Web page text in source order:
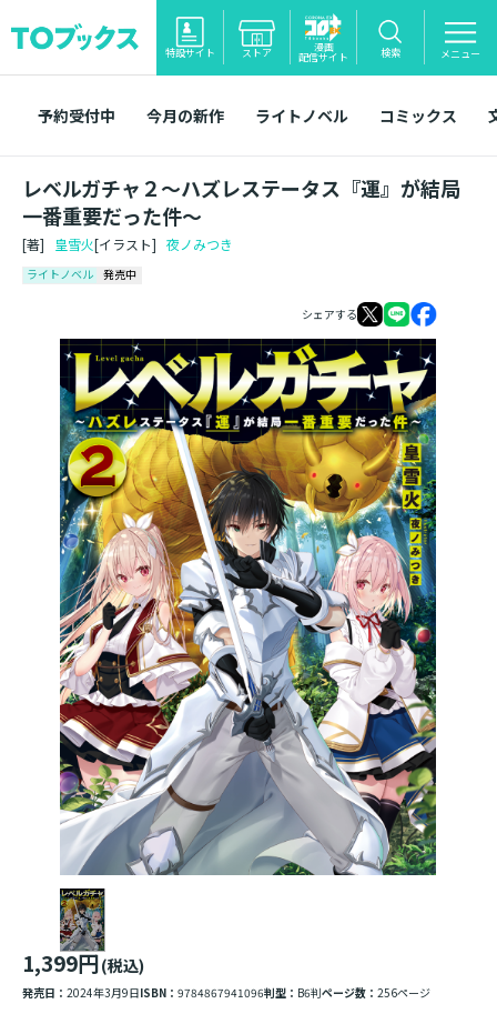
特設サイト ストア 漫画
配信サイト 検索 メニュー
予約受付中 今月の新作 ライトノベル コミックス
レベルガチャ２～ハズレステータス『運』が結局
一番重要だった件～
[著] 皇雪火[イラスト] 夜ノみつき
ライトノベル 発売中
シェアする
1,399円(税込)
発売日： 2024年3月9日ISBN： 9784867941096判型： B6判ページ数： 256ページ